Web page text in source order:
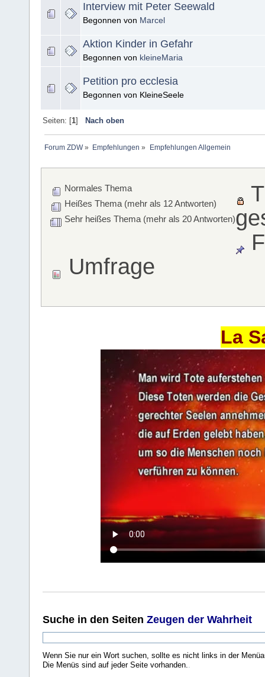
Interview mit Peter Seewald
Begonnen von Marcel
Aktion Kinder in Gefahr
Begonnen von kleineMaria
Petition pro ecclesia
Begonnen von KleineSeele
Seiten: [1] Nach oben
Forum ZDW» Empfehlungen » Empfehlungen Allgemein
Normales Thema
Heißes Thema (mehr als 12 Antworten)
Sehr heißes Thema (mehr als 20 Antworten)
Umfrage
La
Suche in den Seiten Zeugen der Wahrheit
Wenn Sie nur ein Wort suchen, sollte es nicht links in der
Die Menüs sind auf jeder Seite vorhanden.